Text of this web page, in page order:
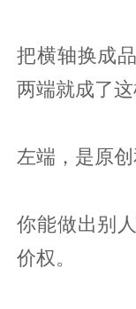
把横轴换成
两端就成了
左端，是原创
你能做出别
价权。